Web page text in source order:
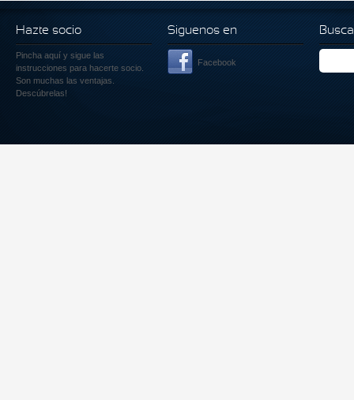
Hazte socio
Pincha aquí y sigue las
instrucciones para hacerte socio.
Son muchas las ventajas.
Descúbrelas!
Siguenos en
Facebook